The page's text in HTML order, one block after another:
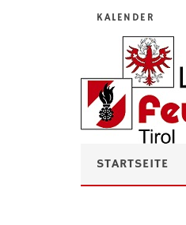
KALENDER
STARTSEITE